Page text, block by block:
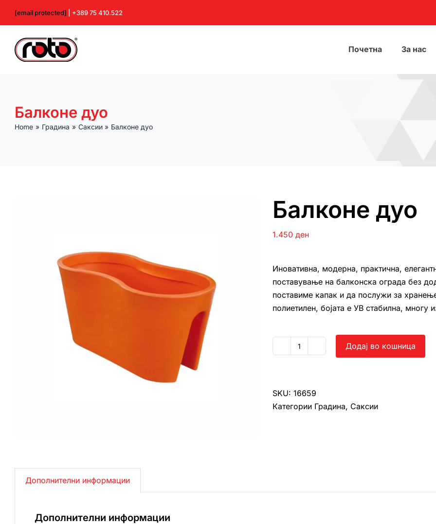
[email protected] | +389 75 410.522
Почетна За нас
Балконе дуо
Home Градина Саксии Балконе дуо
Балконе дуо
1.450 ден
Иновативна, модерна, практична,
поставување на балконска ограда без
поставиме капак и да послужи за
полиетилен, бојата е УВ стабилна, многу
Балконе
Додај во кошница
SKU: 16659
Категории Градина, Саксии
Дополнителни информации
Дополнителни информации